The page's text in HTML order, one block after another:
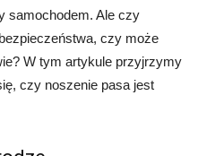
samochodem. Ale czy
czy może
W tym artykule przyjrzymy
czy noszenie pasa jest